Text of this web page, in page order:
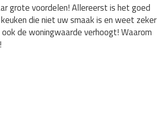
grote voordelen! Allereerst is het goed
die niet uw smaak is en weet zeker
de woningwaarde verhoogt! Waarom